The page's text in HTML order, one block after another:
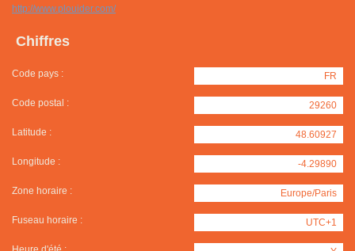
http://www.plouider.com/
Chiffres
Code pays : FR
Code postal : 29260
Latitude : 48.60927
Longitude : -4.29890
Zone horaire : Europe/Paris
Fuseau horaire : UTC+1